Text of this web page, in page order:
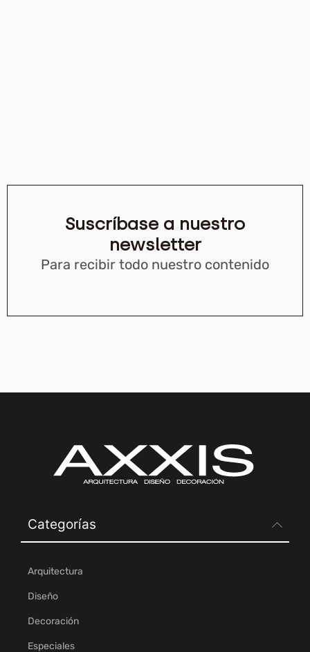
Suscríbase a nuestro
newsletter
Para recibir todo nuestro contenido
Categorías
Arquitectura
Diseño
Decoración
Especiales